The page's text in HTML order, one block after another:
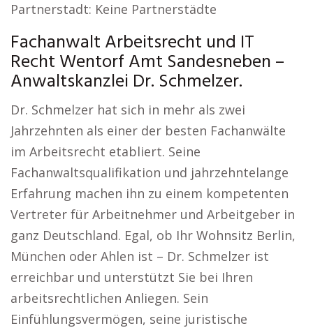
Partnerstadt: Keine Partnerstädte
Fachanwalt Arbeitsrecht und IT
Recht Wentorf Amt Sandesneben –
Anwaltskanzlei Dr. Schmelzer.
Dr. Schmelzer hat sich in mehr als zwei
Jahrzehnten als einer der besten Fachanwälte
im Arbeitsrecht etabliert. Seine
Fachanwaltsqualifikation und jahrzehntelange
Erfahrung machen ihn zu einem kompetenten
Vertreter für Arbeitnehmer und Arbeitgeber in
ganz Deutschland. Egal, ob Ihr Wohnsitz Berlin,
München oder Ahlen ist – Dr. Schmelzer ist
erreichbar und unterstützt Sie bei Ihren
arbeitsrechtlichen Anliegen. Sein
Einfühlungsvermögen, seine juristische